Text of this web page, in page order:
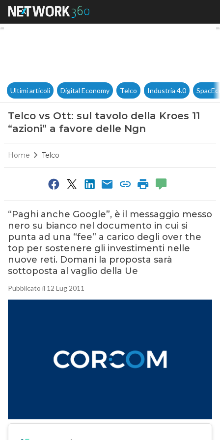
Telco vs Ott: sul tavolo della
Ultimi articoli Digital Economy Telco Industria 4.0
Telco vs Ott: sul tavolo della Kroes 11
“azioni” a favore delle Ngn
Home Telco
“Paghi anche Google”, è il messaggio messo
nero su bianco nel documento in cui si
punta ad una “fee” a carico degli over the
top per sostenere gli investimenti nelle
nuove reti. Domani la proposta sarà
sottoposta al vaglio della Ue
Pubblicato il 12 Lug 2011